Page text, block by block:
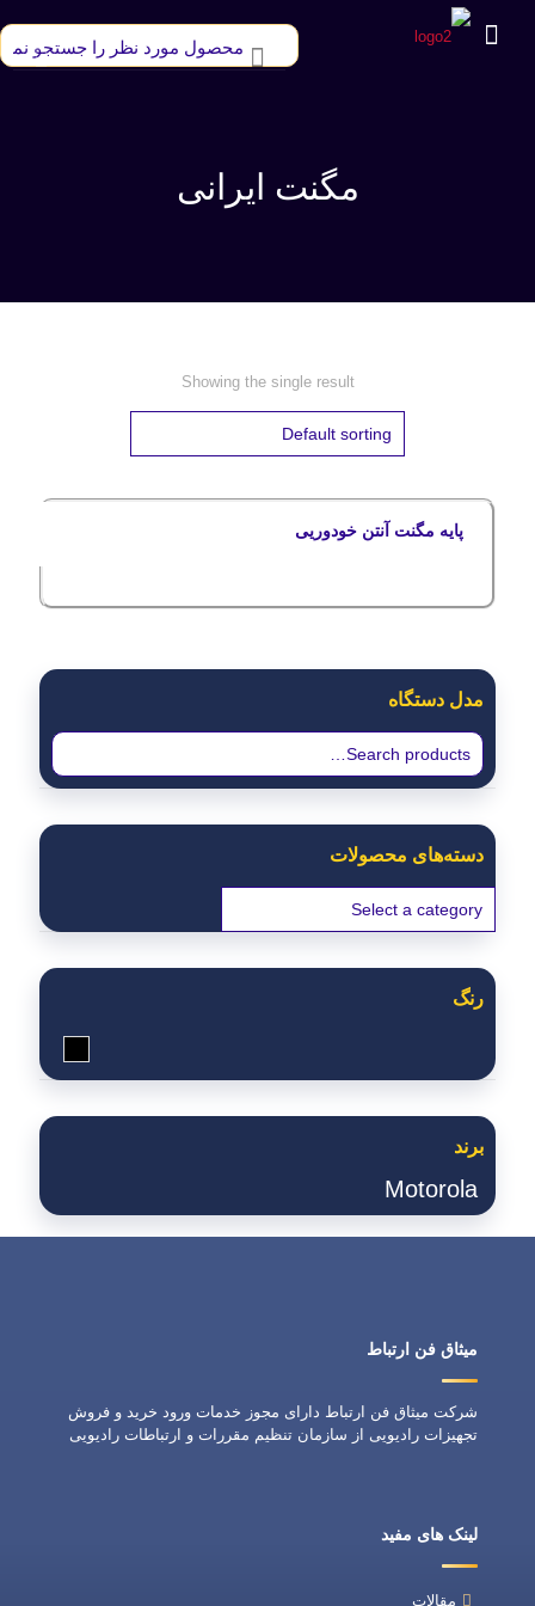
مگنت ایرانی
Showing the single result
پایه مگنت آنتن خودوریی
مدل دستگاه
دسته‌های محصولات
رنگ
برند
Motorola
میثاق فن ارتباط
شرکت میثاق فن ارتباط دارای مجوز خدمات ورود خرید و فروش
تجهیزات رادیویی از سازمان تنظیم مقررات و ارتباطات رادیویی
لینک های مفید
مقالات